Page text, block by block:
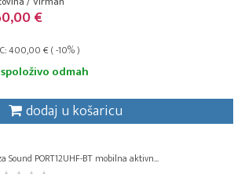
€
400,00 € ( -10% )
odmah
dodaj u košaricu
Sound PORT12UHF-BT mobilna aktivn...